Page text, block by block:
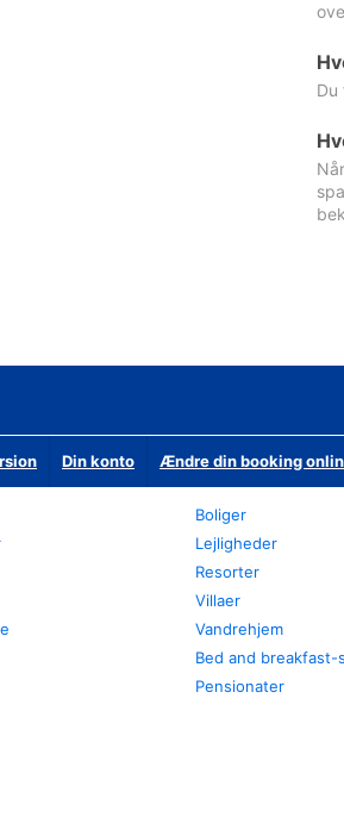
Din konto Ændre din booking
Boliger
Lejligheder
Resorter
Villaer
Vandrehjem
Bed and breakfast-
Pensionater